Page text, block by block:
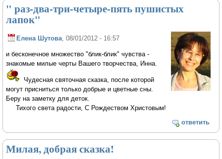
" раз-два-три-четыре-пять пушистых
лапок"
Елена Шутова , 08/01/2012 - 16:57
и бесконечное множество "блик-блик" чувства -
знакомые милые черты Вашего творчества, Инна.
Чудесная святочная сказка, после которой
могут присниться только добрые и цветные сны.
Беру на заметку для деток.
Тихого света радости, С Рождеством Христовым!
ответить
Милая, добрая сказка!